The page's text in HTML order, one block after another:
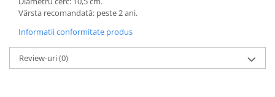
Figurine
Mobilier gradinita
Spații de joacă
Vârsta recomandată: peste 2 ani.
Informatii conformitate produs
Review-uri(0)